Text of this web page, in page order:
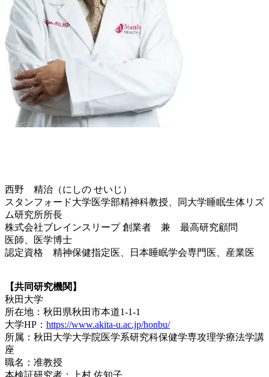
西野 精治（にしの せいじ）
スタンフォード大学医学部精神科教授、同大学睡眠生体リズ
ム研究所所長
株式会社ブレインスリープ 創業者 兼 最高研究顧問
医師、医学博士
認定資格 精神保健指定医、日本睡眠学会専門医、産業医
【共同研究機関】
秋田大学
所在地：秋田県秋田市本道1-1-1
大学HP： https://www.akita-u.ac.jp/honbu/
所属：秋田大学大学院医学系研究科保健学専攻理学療法学講
座
職名：准教授
本検証研究者：上村 佐知子